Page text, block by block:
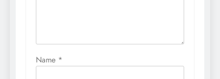
Name *